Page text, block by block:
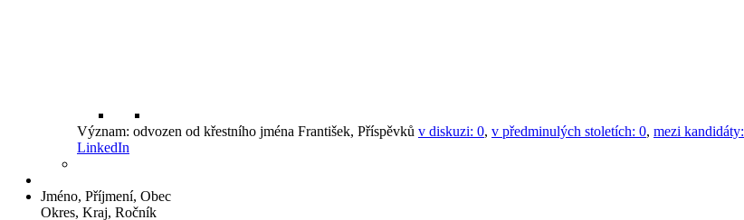
Význam: odvozen od křestního jména František, Příspěvků v diskuzi: 0, v předminulých stoletích: 0, mezi kandidáty:
LinkedIn
Jméno, Příjmení, Obec
Okres, Kraj, Ročník